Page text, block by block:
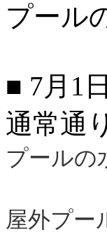
プール
■ 7月1
通常通
プールの
屋外プー